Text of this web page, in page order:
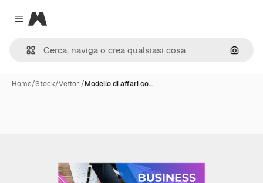
Close menu
Magnific
Cerca
Home/Stock/Vettori/Modello di affari co…